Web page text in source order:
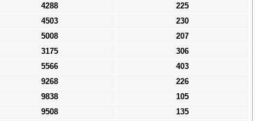
4288
225
4503
230
5008
207
3175
306
5566
403
9268
226
9838
105
9508
135